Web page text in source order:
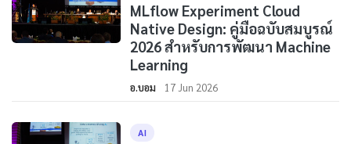
MLflow Experiment Cloud
Native Design: คู่มือฉบับสมบูรณ์
2026 สำหรับการพัฒนา Machine
Learning
อ.บอม 17 Jun 2026
AI